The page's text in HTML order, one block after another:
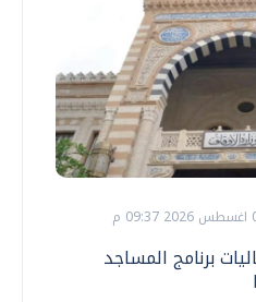
برنامج المساجد